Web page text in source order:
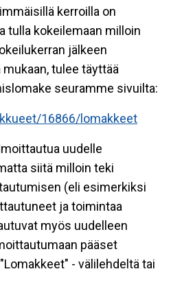
kerroilla on
tulla kokeilemaan milloin
jälkeen
tulee täyttää
seuramme sivuilta:
16866/lomakkeet
uudelle
siitä milloin teki
(eli esimerkiksi
ja toimintaa
myös uudelleen
pääset
- välilehdeltä tai